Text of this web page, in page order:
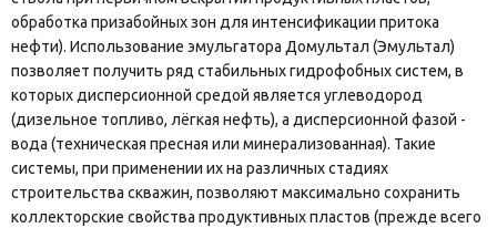
обработка призабойных зон для интенсификации притока
нефти). Использование эмульгатора Домультал (Эмультал)
позволяет получить ряд стабильных гидрофобных систем, в
которых дисперсионной средой является углеводород
(дизельное топливо, лёгкая нефть), а дисперсионной фазой -
вода (техническая пресная или минерализованная). Такие
системы, при применении их на различных стадиях
строительства скважин, позволяют максимально сохранить
коллекторские свойства продуктивных пластов (прежде всего